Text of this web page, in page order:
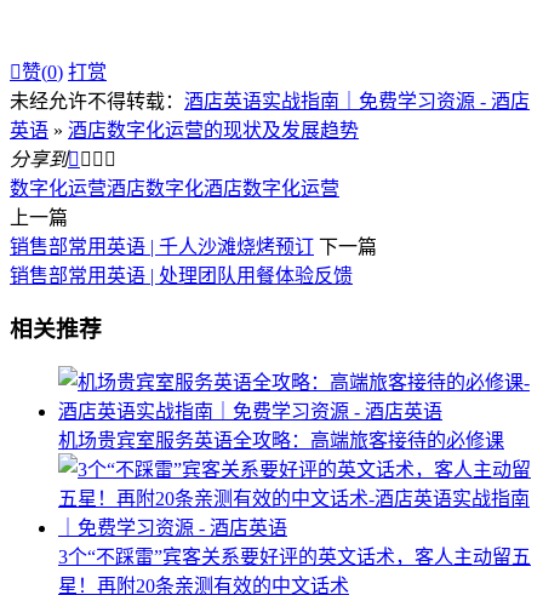
赞(0) 打赏
未经允许不得转载： 酒店英语实战指南｜免费学习资源 - 酒店
英语 » 酒店数字化运营的现状及发展趋势
分享到   
数字化运营酒店数字化酒店数字化运营
上一篇
销售部常用英语 | 千人沙滩烧烤预订 下一篇
销售部常用英语 | 处理团队用餐体验反馈
相关推荐
机场贵宾室服务英语全攻略：高端旅客接待的必修课
3个“不踩雷”宾客关系要好评的英文话术，客人主动留五
星！再附20条亲测有效的中文话术